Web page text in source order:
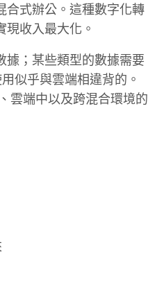
合式辦公。這種數字化轉
收入最大化。
據；某些類型的數據需要
似乎與雲端相違背的。
雲端中以及跨混合環境的